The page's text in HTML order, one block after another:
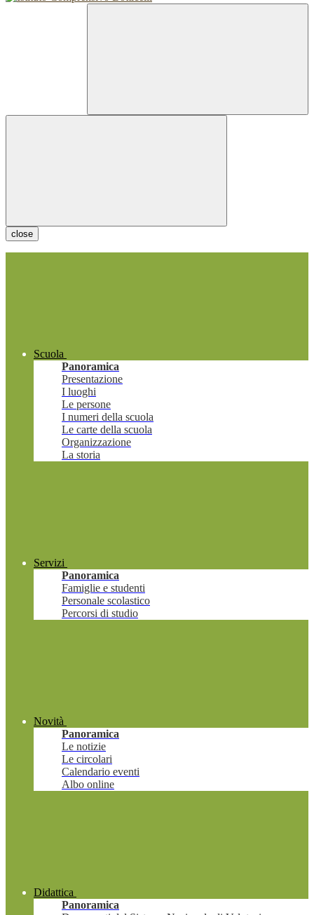
close
Scuola
Panoramica
Presentazione
I luoghi
Le persone
I numeri della scuola
Le carte della scuola
Organizzazione
La storia
Servizi
Panoramica
Famiglie e studenti
Personale scolastico
Percorsi di studio
Novità
Panoramica
Le notizie
Le circolari
Calendario eventi
Albo online
Didattica
Panoramica